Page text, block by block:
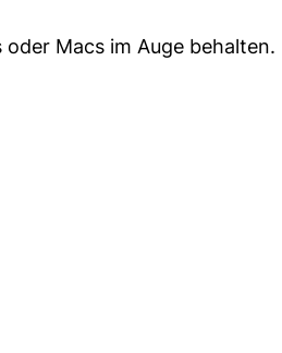
Macs im Auge behalten.